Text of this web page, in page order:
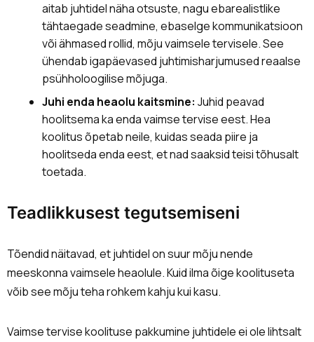
aitab juhtidel näha otsuste, nagu ebarealistlike
tähtaegade seadmine, ebaselge kommunikatsioon
või ähmased rollid, mõju vaimsele tervisele. See
ühendab igapäevased juhtimisharjumused reaalse
psühholoogilise mõjuga.
Juhi enda heaolu kaitsmine: Juhid peavad
hoolitsema ka enda vaimse tervise eest. Hea
koolitus õpetab neile, kuidas seada piire ja
hoolitseda enda eest, et nad saaksid teisi tõhusalt
toetada.
Teadlikkusest tegutsemiseni
Tõendid näitavad, et juhtidel on suur mõju nende
meeskonna vaimsele heaolule. Kuid ilma õige koolituseta
võib see mõju teha rohkem kahju kui kasu.
Vaimse tervise koolituse pakkumine juhtidele ei ole lihtsalt